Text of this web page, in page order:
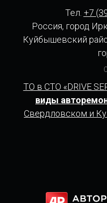
Тел. +7
Россия, город
Куйбышевский
ТО в СТО «DRIVE
виды
Свердловском и